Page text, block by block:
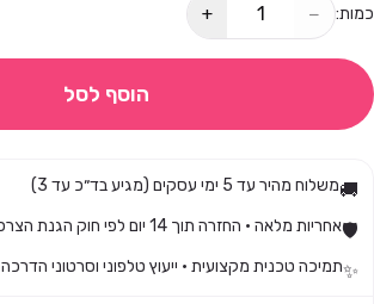
כמות: −
+
הוסף לסל
🚚משלוח מהיר עד 5 ימי עסקים (מגיע בד״כ עד 3)
🛡️אחריות מלאה · החזרה תוך 14 יום לפי חוק הגנת הצרכן
✨תמיכה טכנית מקצועית · ייעוץ טלפוני וסרטוני הדרכה